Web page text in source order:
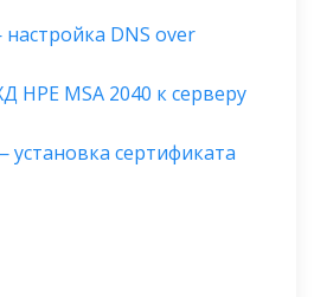
DNS over
HPE MSA 2040 к серверу
установка сертификата